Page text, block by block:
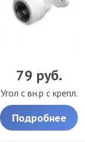
79 руб.
Угол с вн.р с крепл.
Подробнее